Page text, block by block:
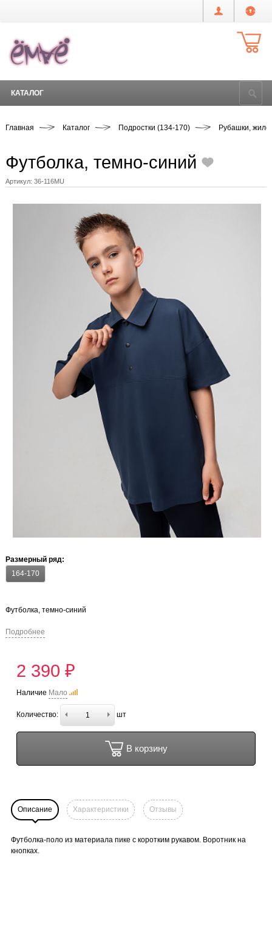
КАТАЛОГ
Главная Каталог Подростки (134-170) Рубашки,
Футболка, темно-синий
Артикул: 36-116MU
Размерный ряд:
164-170
Футболка, темно-синий
Подробнее
2 390 ₽
Наличие Мало
Количество: шт
В корзину
Описание Характеристики Отзывы
Футболка-поло из материала пике с коротким рукавом. Воротник на
кнопках.